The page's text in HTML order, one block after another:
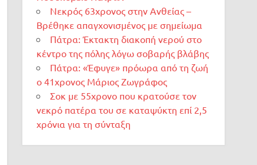
Νεκρός 63χρονος στην Ανθείας –
Βρέθηκε απαγχονισμένος με σημείωμα
Πάτρα: Έκτακτη διακοπή νερού στο
κέντρο της πόλης λόγω σοβαρής βλάβης
Πάτρα: «Έφυγε» πρόωρα από τη ζωή
ο 41χρονος Μάριος Ζωγράφος
Σοκ με 55χρονο που κρατούσε τον
νεκρό πατέρα του σε καταψύκτη επί 2,5
χρόνια για τη σύνταξη